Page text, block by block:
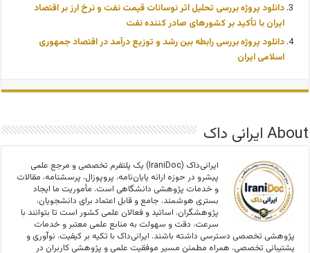
دانلود پروژه بررسی تحلیل اثر نوسانات قیمت نفت و نرخ ارز بر اقتصاد
ایران با تأکید بر کشورهای صادر کننده نفت
دانلود پروژه بررسی رابطه بین رشد و توزیع درآمد در اقتصاد جمهوری
اسلامی ایران
About ایرانی داک
ایرانی‌داک (IraniDoc) یک پلتفرم تخصصی و مرجع علمی
پیشرو در حوزه ارائه پایان‌نامه، پروپوزال، پرسشنامه، مقالات
و خدمات پژوهشی دانشگاهی است. مأموریت ما ایجاد
بستری هوشمند، جامع و قابل اعتماد برای دانشجویان،
پژوهشگران، اساتید و فعالان علمی کشور است تا بتوانند با
سرعت، دقت و سهولت به منابع علمی معتبر و خدمات
پژوهشی تخصصی دسترسی داشته باشند. ایرانی‌داک با تکیه بر کیفیت، نوآوری و
پشتیبانی تخصصی، همراه مطمئن مسیر موفقیت علمی و پژوهشی کاربران در